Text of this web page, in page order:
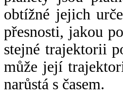
obtížné jejich
přesnosti, jakou
stejné trajektorii
může její
narůstá s časem.